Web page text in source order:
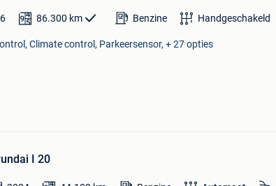
86.300 km Benzine Handgeschakeld
Climate control, Parkeersensor, + 27 opties
I 20